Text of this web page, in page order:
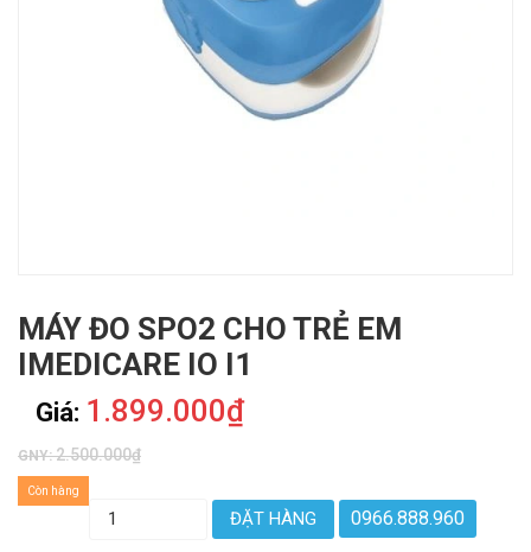
MÁY ĐO SPO2 CHO TRẺ EM
IMEDICARE IO I1
Giá: 1.899.000₫
GNY:2.500.000₫
Còn hàng
ĐẶT HÀNG 0966.888.960